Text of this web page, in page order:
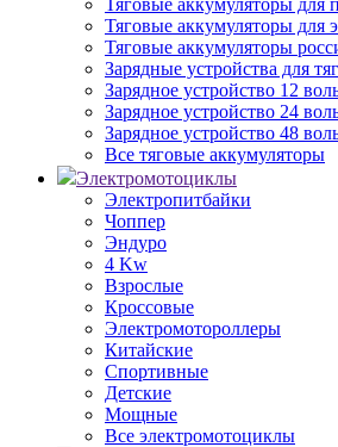
Тяговые аккумуляторы для
Тяговые аккумуляторы для
Тяговые аккумуляторы
Зарядные устройства для
Зарядное устройство 12
Зарядное устройство 24
Зарядное устройство 48
Все тяговые аккумуляторы
Электромотоциклы
Электропитбайки
Чоппер
Эндуро
4 Kw
Взрослые
Кроссовые
Электромотороллеры
Китайские
Спортивные
Детские
Мощные
Все электромотоциклы